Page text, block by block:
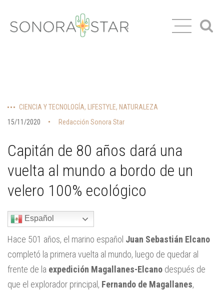
CIENCIA Y TECNOLOGÍA, LIFESTYLE, NATURALEZA
15/11/2020
Redacción Sonora Star
Capitán de 80 años dará una
vuelta al mundo a bordo de un
velero 100% ecológico
Español
Hace 501 años, el marino español Juan Sebastián Elcano
completó la primera vuelta al mundo, luego de quedar al
frente de la expedición Magallanes-Elcano después de
que el explorador principal, Fernando de Magallanes,